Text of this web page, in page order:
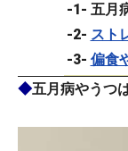
-1- 五月
-2- スト
-3- 偏食
◆五月病やうつ